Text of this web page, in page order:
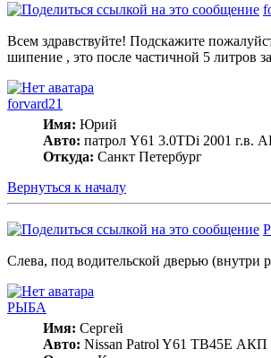
Всем здравствуйте! Подскажите
шипение , это после частичной 5 литров
forvard21
Имя: Юрий
Авто: патрол Y61 3.0TDi 2001 г.в.
Откуда: Cанкт Петербург
Вернуться к началу
Слева, под водительской дверью
РЫБА
Имя: Сергей
Авто: Nissan Patrol Y61 TB45E АКП